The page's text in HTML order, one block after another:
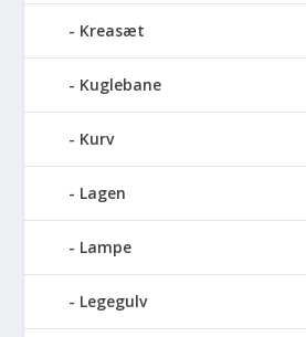
Kreasæt
Kuglebane
Kurv
Lagen
Lampe
Legegulv